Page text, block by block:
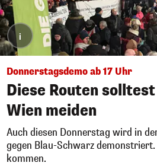
i
Donnerstagsdemo ab 17 Uhr
Diese Routen
Wien meiden
Auch diesen Donnerstag wird in
gegen Blau-Schwarz
kommen.